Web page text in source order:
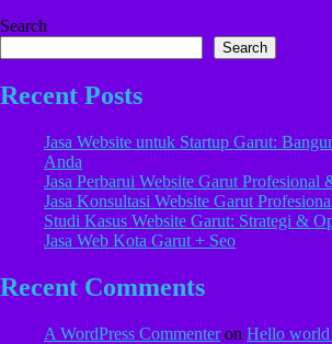
Search
Search
Recent Posts
Jasa Website untuk Startup Garut:
Anda
Jasa Perbarui Website Garut Profesional
Jasa Konsultasi Website Garut
Studi Kasus Website Garut: Strategi &
Jasa Web Kota Garut + Seo
Recent Comments
A WordPress Commenteron Hello